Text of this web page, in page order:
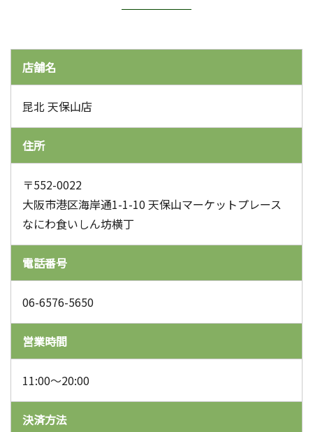
店舗名
昆北 天保山店
住所
〒552-0022
大阪市港区海岸通1-1-10 天保山マーケットプレース
なにわ食いしん坊横丁
電話番号
06-6576-5650
営業時間
11:00～20:00
決済方法